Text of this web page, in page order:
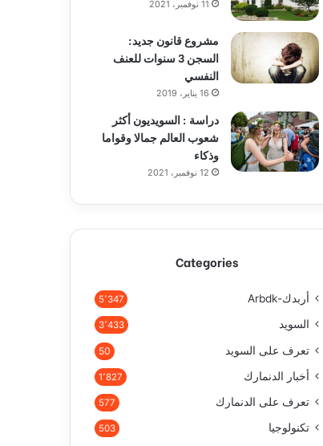
11 نوفمبر، 2021
مشروع قانون جديد:
السجن 3 سنوات للعنف
النفسي
16 يناير، 2019
دراسة : السويديون أكثر
شعوب العالم جمالا وقواما
وذكاء
12 نوفمبر، 2021
Categories
أربدك-Arbdk 5٬347
السويد 3٬433
تعرف على السويد 50
أخبار الدنمارك 1٬827
تعرف على الدنمارك 577
تكنولوجيا 503